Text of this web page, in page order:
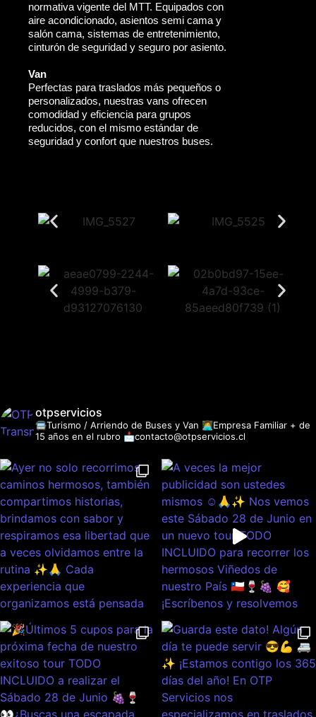
normativa vigente del MTT. Equipados con
aire acondicionado, asientos semi cama y
salón cama, sistemas de entretenimiento,
cinturón de seguridad y seguro por asiento.
Van
Perfectas para traslados más pequeños o
personalizados, nuestras vans ofrecen
comodidad y eficiencia para grupos
reducidos, con el mismo estándar de
seguridad y confort que nuestros buses.
otpservicios
🚍Turismo / Arriendo de Buses y Van 👩‍💻Empresa Familiar + de
15 años en el rubro 📩contacto@otpservicios.cl